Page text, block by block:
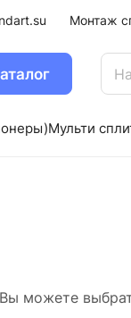
Монтаж
Мульти
Вы можете